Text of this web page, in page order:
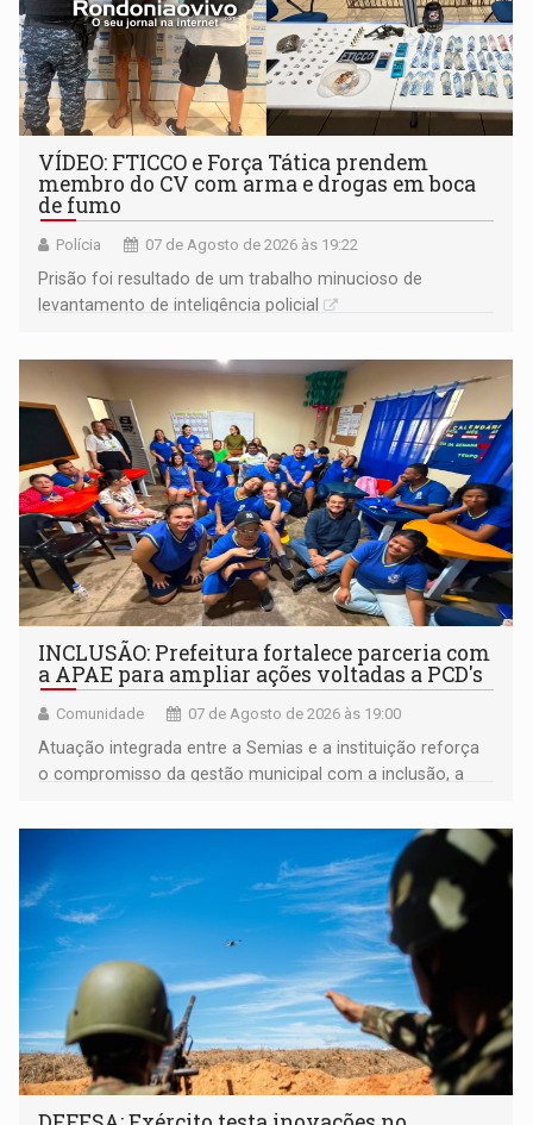
VÍDEO: FTICCO e Força Tática prendem
membro do CV com arma e drogas em boca
de fumo
Polícia 07 de Agosto de 2026 às 19:22
Prisão foi resultado de um trabalho minucioso de
levantamento de inteligência policial
INCLUSÃO: Prefeitura fortalece parceria com
a APAE para ampliar ações voltadas a PCD's
Comunidade 07 de Agosto de 2026 às 19:00
Atuação integrada entre a Semias e a instituição reforça
o compromisso da gestão municipal com a inclusão, a